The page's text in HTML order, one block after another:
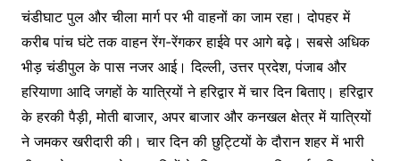
चंडीघाट पुल और चीला मार्ग पर भी वाहनों का जाम रहा। दोपहर में
करीब पांच घंटे तक वाहन रेंग-रेंगकर हाईवे पर आगे बढ़े। सबसे अधिक
भीड़ चंडीपुल के पास नजर आई। दिल्ली, उत्तर प्रदेश, पंजाब और
हरियाणा आदि जगहों के यात्रियों ने हरिद्वार में चार दिन बिताए। हरिद्वार
के हरकी पैड़ी, मोती बाजार, अपर बाजार और कनखल क्षेत्र में यात्रियों
ने जमकर खरीदारी की। चार दिन की छुट्टियों के दौरान शहर में भारी